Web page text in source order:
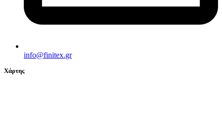
info@finitex.gr
Χάρτης